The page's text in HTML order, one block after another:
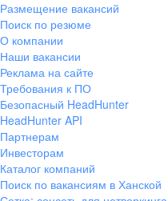
Размещение вакансий
Поиск по резюме
О компании
Наши вакансии
Реклама на сайте
Требования к ПО
Безопасный HeadHunter
HeadHunter API
Партнерам
Инвесторам
Каталог компаний
Поиск по вакансиям в Ханской